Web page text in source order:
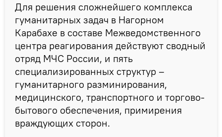
Для решения сложнейшего комплекса
гуманитарных задач в Нагорном
Карабахе в составе Межведомственного
центра реагирования действуют сводный
отряд МЧС России, и пять
специализированных структур –
гуманитарного разминирования,
медицинского, транспортного и торгово-
бытового обеспечения, примирения
враждующих сторон.